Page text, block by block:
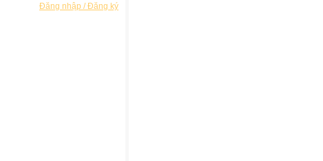
Đăng nhập / Đăng ký